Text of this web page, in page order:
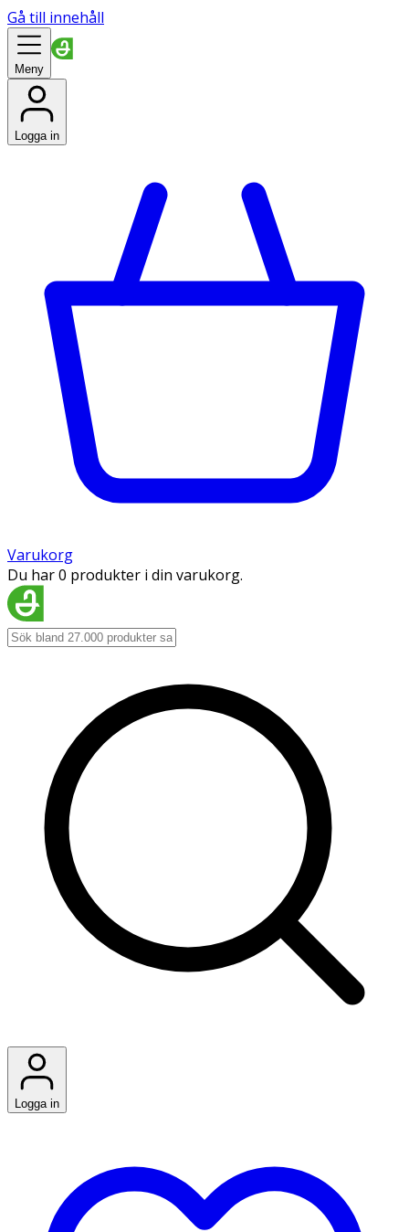
Gå till innehåll
Meny
Logga in
Varukorg
Du har 0 produkter i din varukorg.
Logga in